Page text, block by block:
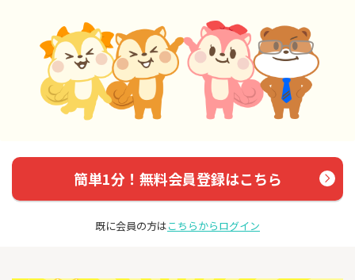
簡単1分！無料会員登録はこちら
既に会員の方はこちらからログイン